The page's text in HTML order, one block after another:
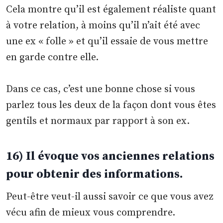
Cela montre qu’il est également réaliste quant
à votre relation, à moins qu’il n’ait été avec
une ex « folle » et qu’il essaie de vous mettre
en garde contre elle.
Dans ce cas, c’est une bonne chose si vous
parlez tous les deux de la façon dont vous êtes
gentils et normaux par rapport à son ex.
16) Il évoque vos anciennes relations
pour obtenir des informations.
Peut-être veut-il aussi savoir ce que vous avez
vécu afin de mieux vous comprendre.